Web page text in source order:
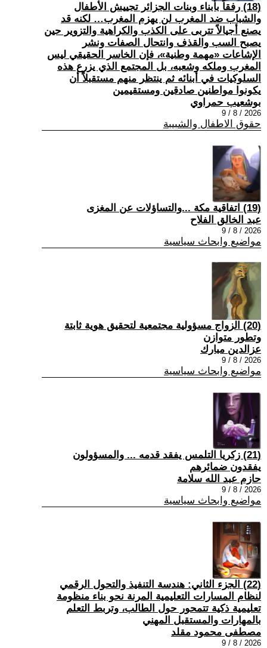
(18) رفقاً بأبناء وبنات الجزائر تجييش الأطفال
والشباب ضد المغرب لن يهزم المغرب… لكنه قد
يصنع أجيالاً تتربى على الكذب والكراهية والتزوير حين
يصبح السب والقذف وانتحال الصفات ونشر
الإشاعات «مهمة وطنية»، فإن الخاسر الحقيقي ليس
المغرب وملكه وشعبه، بل المجتمع الذي يزرع هذه
السلوكيات في أبنائه ثم ينتظر منهم مستقبلاً أن
يكونوا مواطنين صادقين ومستقيمين
بوشعيب حمراوي
2026 / 8 / 9
حقوق الاطفال والشبيبة
(19) اتفاقية مكة ...والتساؤلات عن المغزى
عبد الخالق الفلاح
2026 / 8 / 9
مواضيع وابحاث سياسية
(20) الزواج مسؤولية مجتمعية لتحقيق هوية ثابتة
وتطور متوازن
عزالدين مبارك
2026 / 8 / 9
مواضيع وابحاث سياسية
(21) زكريا التلمس يفقد قدمه ... والمسؤولون
يفقدون ضمائرهم
حازم عبد الله سلامة
2026 / 8 / 9
مواضيع وابحاث سياسية
(22) الجزء الثاني: هندسة التنفيذ والتحول الرقمي
لنظام المسارات التعليمية المرنة نحو بناء منظومة
تعليمية ذكية تتمحور حول الطالب، وتربط التعلم
بالمهارات والمستقبل المهني
مصطفى محمود مقلد
2026 / 8 / 9